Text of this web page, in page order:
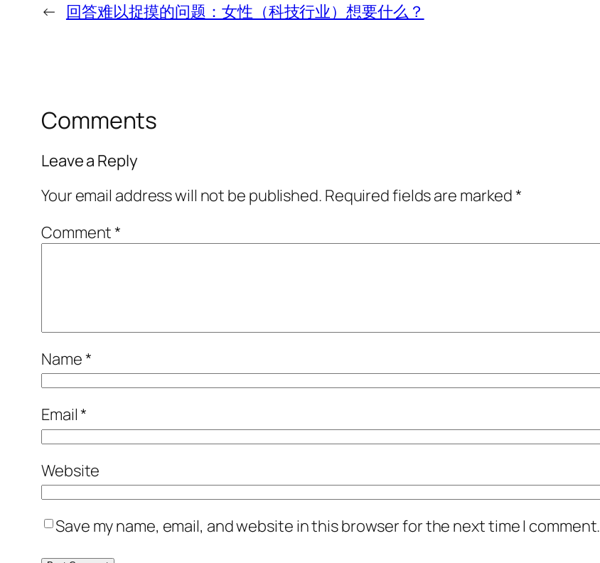
← 回答难以捉摸的问题：女性（科技行业）想要什么？
Comments
Leave a Reply
Your email address will not be published. Required fields are marked*
Comment*
Name*
Email*
Website
Save my name, email, and website in this browser for the next time I comment.